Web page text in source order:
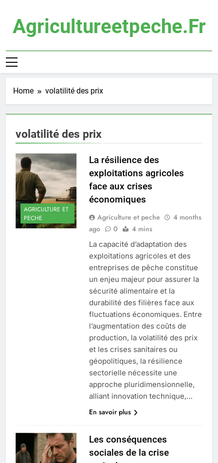
contentAgricultureetpeche.fr
Home volatilité des prix
volatilité des prix
AGRICULTURE ET
PECHE
La résilience des
exploitations agricoles
face aux crises
économiques
Agriculture et peche
4 months
ago
0 4 mins
La capacité d’adaptation des
exploitations agricoles et des
entreprises de pêche constitue
un enjeu majeur pour assurer la
sécurité alimentaire et la
durabilité des filières face aux
fluctuations économiques. Entre
l’augmentation des coûts de
production, la volatilité des prix
et les crises sanitaires ou
géopolitiques, la résilience
sectorielle nécessite une
approche pluridimensionnelle,
alliant innovation technique,…
En savoir plus
Les conséquences
sociales de la crise